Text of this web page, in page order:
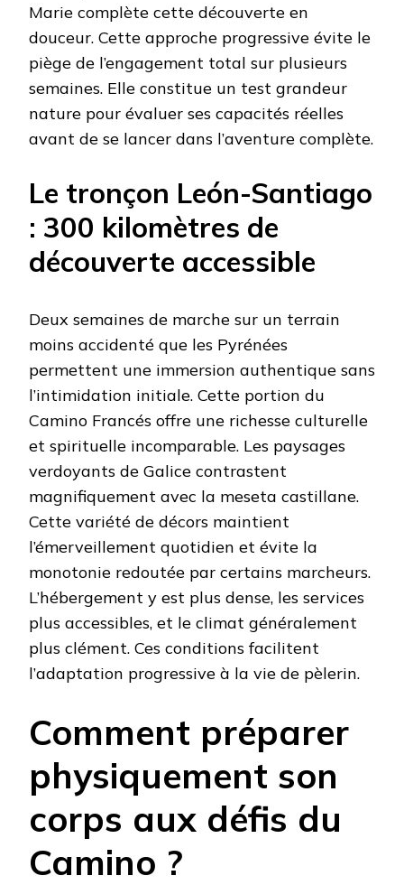
Marie complète cette découverte en
douceur. Cette approche progressive évite le
piège de l’engagement total sur plusieurs
semaines. Elle constitue un test grandeur
nature pour évaluer ses capacités réelles
avant de se lancer dans l’aventure complète.
Le tronçon León-Santiago
: 300 kilomètres de
découverte accessible
Deux semaines de marche sur un terrain
moins accidenté que les Pyrénées
permettent une immersion authentique sans
l’intimidation initiale. Cette portion du
Camino Francés offre une richesse culturelle
et spirituelle incomparable. Les paysages
verdoyants de Galice contrastent
magnifiquement avec la meseta castillane.
Cette variété de décors maintient
l’émerveillement quotidien et évite la
monotonie redoutée par certains marcheurs.
L’hébergement y est plus dense, les services
plus accessibles, et le climat généralement
plus clément. Ces conditions facilitent
l’adaptation progressive à la vie de pèlerin.
Comment préparer
physiquement son
corps aux défis du
Camino ?